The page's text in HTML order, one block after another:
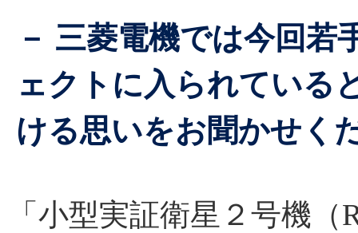
－ 三菱電機では今回
ェクトに入られている
ける思いをお聞かせく
「小型実証衛星２号機